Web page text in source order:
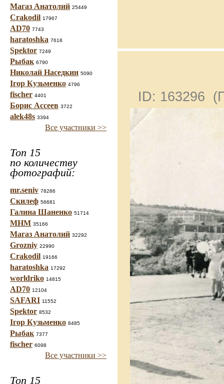
Магаз Анатолий 25449
Crakodil 17967
AD70 7743
haratoshka 7618
Spektor 7249
Рыбак 6790
Николай Наседкин 5090
Ігор Кузьменко 4796
fischer 4401
Борис Ассеев 3722
alek48s 3394
Все участники >>
Топ 15
по количеству
фотографий:
mr.seniv 78286
Скилеф 56681
Галина Шаненко 51714
МНМ 35166
Магаз Анатолий 32292
Grozniy 22990
Crakodil 19166
haratoshka 17292
worldriko 14815
AD70 12104
SAFARI 11552
Spektor 8532
Ігор Кузьменко 8485
Рыбак 7377
fischer 6098
Все участники >>
Топ 15
ID: 163296